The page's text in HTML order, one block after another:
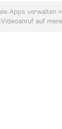
Apps verwalten
auf